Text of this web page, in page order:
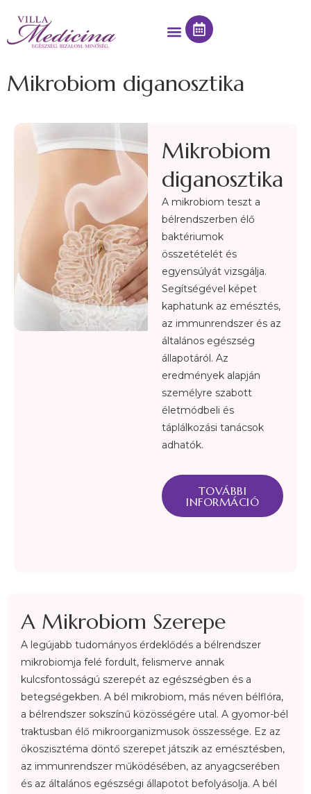
Mikrobiom diganosztika
Mikrobiom
diganosztika
A mikrobiom teszt a
bélrendszerben élő
baktériumok
összetételét és
egyensúlyát vizsgálja.
Segítségével képet
kaphatunk az emésztés,
az immunrendszer és az
általános egészség
állapotáról. Az
eredmények alapján
személyre szabott
életmódbeli és
táplálkozási tanácsok
adhatók.
TOVÁBBI
INFORMÁCIÓ
A Mikrobiom Szerepe
A legújabb tudományos érdeklődés a bélrendszer
mikrobiomja felé fordult, felismerve annak
kulcsfontosságú szerepét az egészségben és a
betegségekben. A bél mikrobiom, más néven bélflóra,
a bélrendszer sokszínű közösségére utal. A gyomor-bél
traktusban élő mikroorganizmusok összessége. Ez az
ökoszisztéma döntő szerepet játszik az emésztésben,
az immunrendszer működésében, az anyagcserében
és az általános egészségi állapotot befolyásolja. A bél